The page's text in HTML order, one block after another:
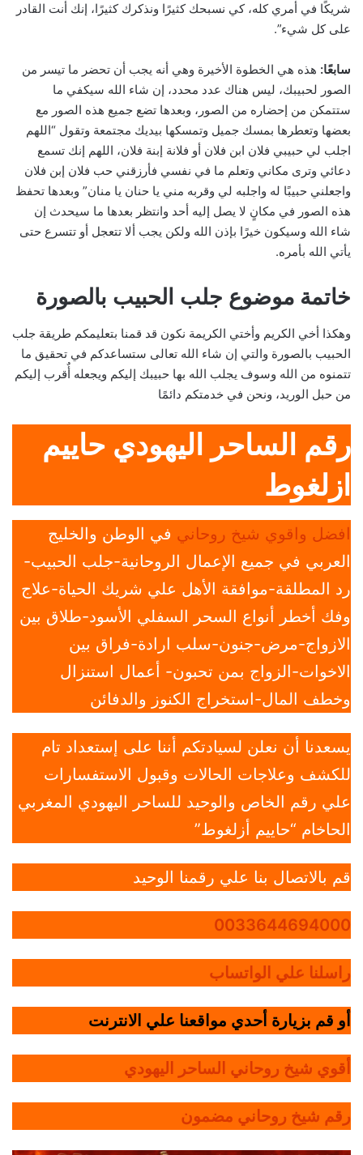
شريكًا في أمري كله، كي نسبحك كثيرًا ونذكرك كثيرًا، إنك أنت القادر
على كل شيء”.
سابعًا: هذه هي الخطوة الأخيرة وهي أنه يجب أن تحضر ما تيسر من
الصور لحبيبك، ليس هناك عدد محدد، إن شاء الله سيكفي ما
ستتمكن من إحضاره من الصور، وبعدها تضع جميع هذه الصور مع
بعضها وتعطرها بمسك جميل وتمسكها بيديك مجتمعة وتقول “اللهم
اجلب لي حبيبي فلان ابن فلان أو فلانة إبنة فلان، اللهم إنك تسمع
دعائي وترى مكاني وتعلم ما في نفسي فأرزقني حب فلان إبن فلان
واجعلني حبيبًا له واجلبه لي وقربه مني يا حنان يا منان” وبعدها تحفظ
هذه الصور في مكانٍ لا يصل إليه أحد وانتظر بعدها ما سيحدث إن
شاء الله وسيكون خيرًا بإذن الله ولكن يجب ألا تتعجل أو تتسرع حتى
يأتي الله بأمره.
خاتمة موضوع جلب الحبيب بالصورة
وهكذا أخي الكريم وأختي الكريمة نكون قد قمنا بتعليمكم طريقة جلب
الحبيب بالصورة والتي إن شاء الله تعالى ستساعدكم في تحقيق ما
تتمنوه من الله وسوف يجلب الله بها حبيبك إليكم ويجعله أٌقرب إليكم
من حبل الوريد، ونحن في خدمتكم دائمًا
رقم الساحر اليهودي حاييم
ازلغوط
افضل واقوي شيخ روحاني في الوطن والخليج
العربي في جميع الإعمال الروحانية-جلب الحبيب-
رد المطلقة-موافقة الأهل علي شريك الحياة-علاج
وفك أخطر أنواع السحر السفلي الأسود-طلاق بين
الازواج-مرض-جنون-سلب ارادة-فراق بين
الاخوات-الزواج بمن تحبون- أعمال استنزال
وخطف المال-استخراج الكنوز والدفائن
يسعدنا أن نعلن لسيادتكم أننا على إستعداد تام
للكشف وعلاجات الحالات وقبول الاستفسارات
علي رقم الخاص والوحيد للساحر اليهودي المغربي
الحاخام “حاييم أزلغوط”
قم بالاتصال بنا علي رقمنا الوحيد
0033644694000
راسلنا علي الواتساب
أو قم بزيارة أحدي مواقعنا علي الانترنت
أقوي شيخ روحاني الساحر اليهودي
رقم شيخ روحاني مضمون